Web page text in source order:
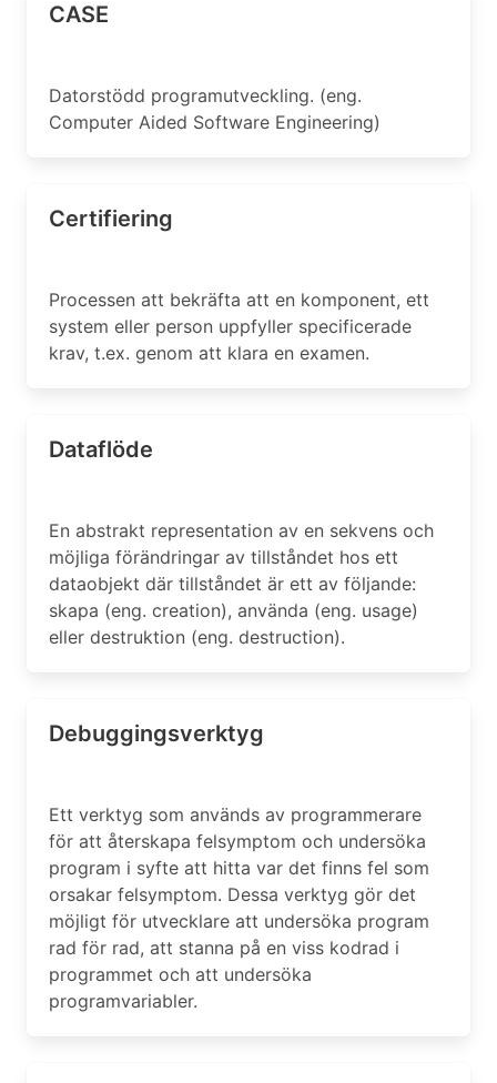
CASE
Datorstödd programutveckling. (eng.
Computer Aided Software Engineering)
Certifiering
Processen att bekräfta att en komponent, ett
system eller person uppfyller specificerade
krav, t.ex. genom att klara en examen.
Dataflöde
En abstrakt representation av en sekvens och
möjliga förändringar av tillståndet hos ett
dataobjekt där tillståndet är ett av följande:
skapa (eng. creation), använda (eng. usage)
eller destruktion (eng. destruction).
Debuggingsverktyg
Ett verktyg som används av programmerare
för att återskapa felsymptom och undersöka
program i syfte att hitta var det finns fel som
orsakar felsymptom. Dessa verktyg gör det
möjligt för utvecklare att undersöka program
rad för rad, att stanna på en viss kodrad i
programmet och att undersöka
programvariabler.